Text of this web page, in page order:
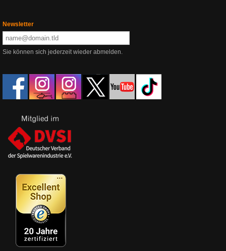
Newsletter
Sie können sich jederzeit wieder abmelden.